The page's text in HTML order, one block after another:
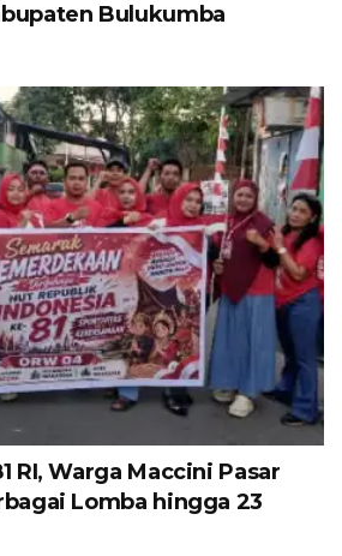
Bulukumba
RI, Warga Maccini Pasar
Lomba hingga 23